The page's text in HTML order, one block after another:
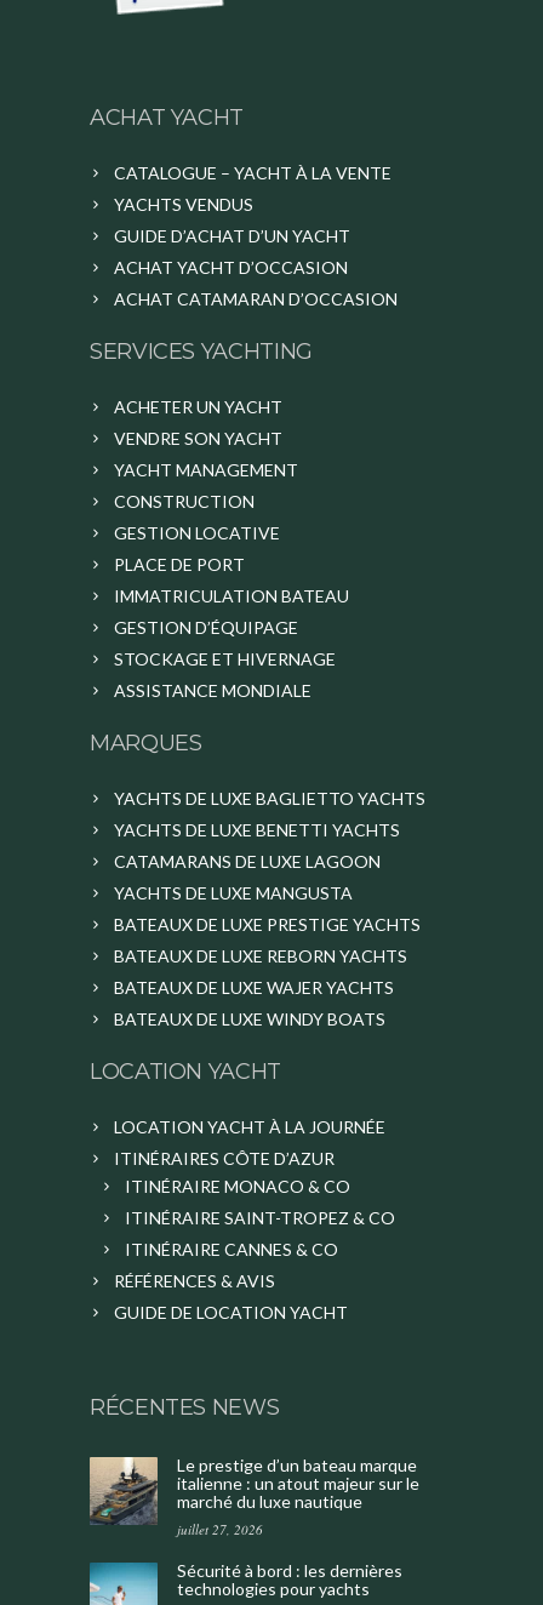
ACHAT YACHT
CATALOGUE – YACHT À LA VENTE
YACHTS VENDUS
GUIDE D’ACHAT D’UN YACHT
ACHAT YACHT D’OCCASION
ACHAT CATAMARAN D’OCCASION
SERVICES YACHTING
ACHETER UN YACHT
VENDRE SON YACHT
YACHT MANAGEMENT
CONSTRUCTION
GESTION LOCATIVE
PLACE DE PORT
IMMATRICULATION BATEAU
GESTION D’ÉQUIPAGE
STOCKAGE ET HIVERNAGE
ASSISTANCE MONDIALE
MARQUES
YACHTS DE LUXE BAGLIETTO YACHTS
YACHTS DE LUXE BENETTI YACHTS
CATAMARANS DE LUXE LAGOON
YACHTS DE LUXE MANGUSTA
BATEAUX DE LUXE PRESTIGE YACHTS
BATEAUX DE LUXE REBORN YACHTS
BATEAUX DE LUXE WAJER YACHTS
BATEAUX DE LUXE WINDY BOATS
LOCATION YACHT
LOCATION YACHT À LA JOURNÉE
ITINÉRAIRES CÔTE D’AZUR
ITINÉRAIRE MONACO & CO
ITINÉRAIRE SAINT-TROPEZ & CO
ITINÉRAIRE CANNES & CO
RÉFÉRENCES & AVIS
GUIDE DE LOCATION YACHT
RÉCENTES NEWS
Le prestige d’un bateau marque
italienne : un atout majeur sur le
marché du luxe nautique
juillet 27, 2026
Sécurité à bord : les dernières
technologies pour yachts